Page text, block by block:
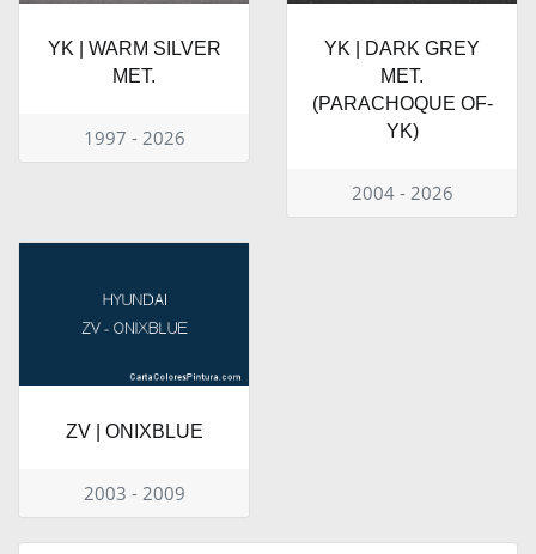
YK | WARM SILVER
MET.
1997 - 2026
YK | DARK GREY
MET.
(PARACHOQUE OF-
YK)
2004 - 2026
ZV | ONIXBLUE
2003 - 2009